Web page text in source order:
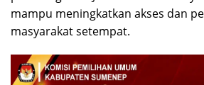
mampu meningkatkan akses dan
masyarakat setempat.